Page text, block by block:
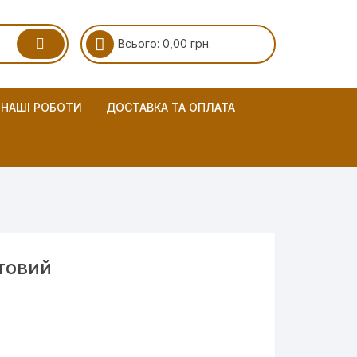
Всього: 0,00 грн.
НАШІ РОБОТИ ДОСТАВКА ТА ОПЛАТА